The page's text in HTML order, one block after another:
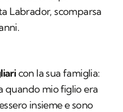
Labrador, scomparsa
con la sua famiglia:
quando mio figlio era
insieme e sono